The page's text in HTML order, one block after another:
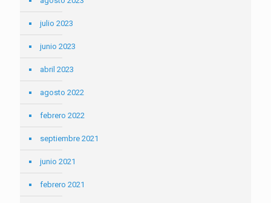
julio 2023
junio 2023
abril 2023
agosto 2022
febrero 2022
septiembre 2021
junio 2021
febrero 2021